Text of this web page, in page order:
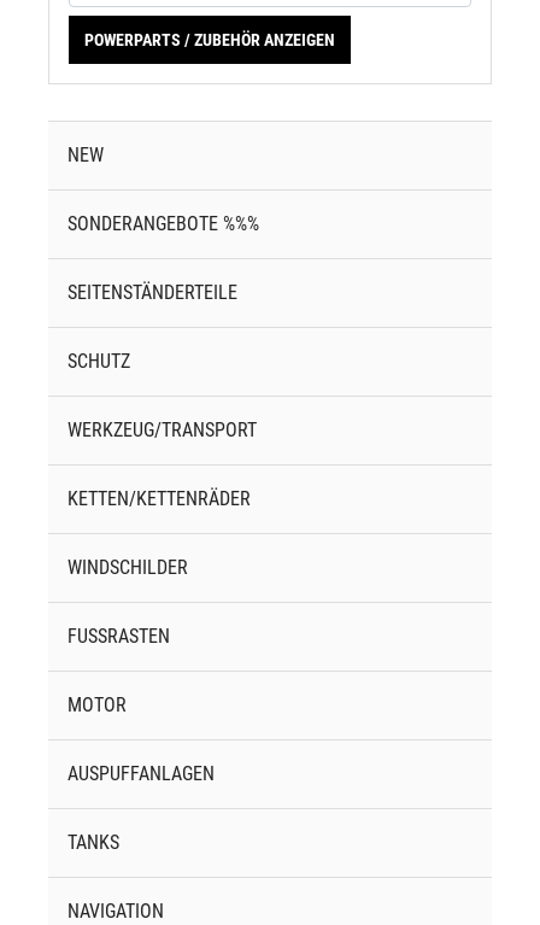
POWERPARTS / ZUBEHÖR ANZEIGEN
NEW
SONDERANGEBOTE %%%
SEITENSTÄNDERTEILE
SCHUTZ
WERKZEUG/TRANSPORT
KETTEN/KETTENRÄDER
WINDSCHILDER
FUSSRASTEN
MOTOR
AUSPUFFANLAGEN
TANKS
NAVIGATION